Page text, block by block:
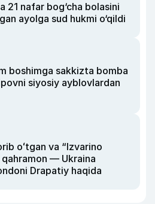
21 nafar bog‘cha bolasini
ayolga sud hukmi o‘qildi
boshimga sakkizta bomba
siyosiy ayblovlardan
oʻtgan va “Izvarino
— Ukraina
Drapatiy haqida